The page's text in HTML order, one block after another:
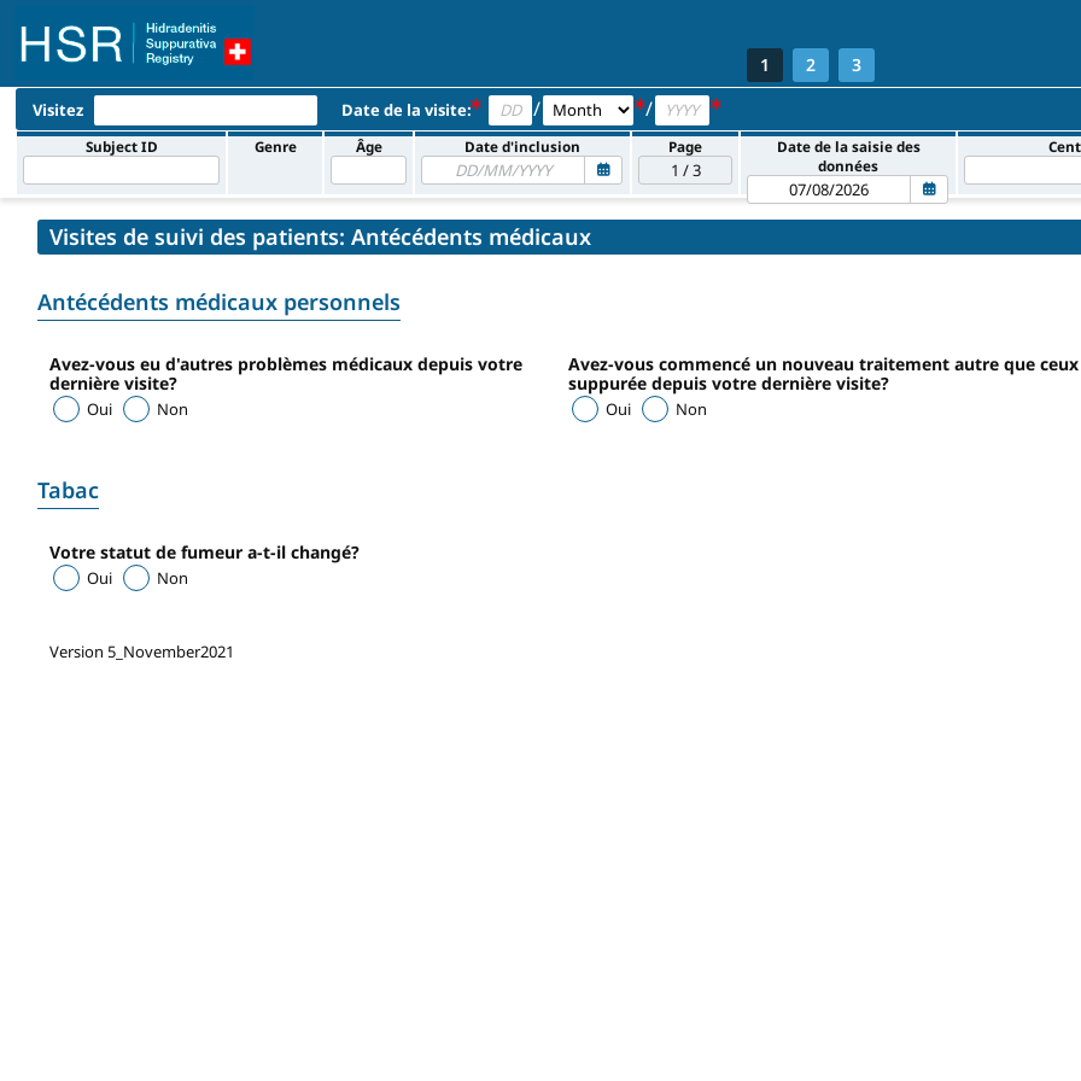
1
2 3
Visitez Date de la visite: / */ *
Subject ID Genre Âge Date d'inclusion Page
Date de la saisie des
données
Visites de suivi des patients: Antécédents médicaux
Antécédents médicaux personnels
Avez-vous eu d'autres problèmes médicaux depuis votre
dernière visite?
Oui Non
Avez-vous commencé un nouveau traitement autre que
suppurée depuis votre dernière visite?
Oui Non
Tabac
Votre statut de fumeur a-t-il changé?
Oui Non
Version 5_November2021